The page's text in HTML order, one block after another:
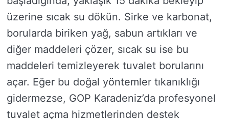
üzerine sıcak su dökün. Sirke ve karbonat,
borularda biriken yağ, sabun artıkları ve
diğer maddeleri çözer, sıcak su ise bu
maddeleri temizleyerek tuvalet borularını
açar. Eğer bu doğal yöntemler tıkanıklığı
gidermezse, GOP Karadeniz’da profesyonel
tuvalet açma hizmetlerinden destek